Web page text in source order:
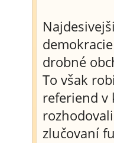
drobné
To však
referiend v
zlučovaní